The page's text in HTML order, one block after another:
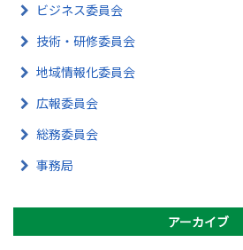
ビジネス委員会
技術・研修委員会
地域情報化委員会
広報委員会
総務委員会
事務局
アーカイブ